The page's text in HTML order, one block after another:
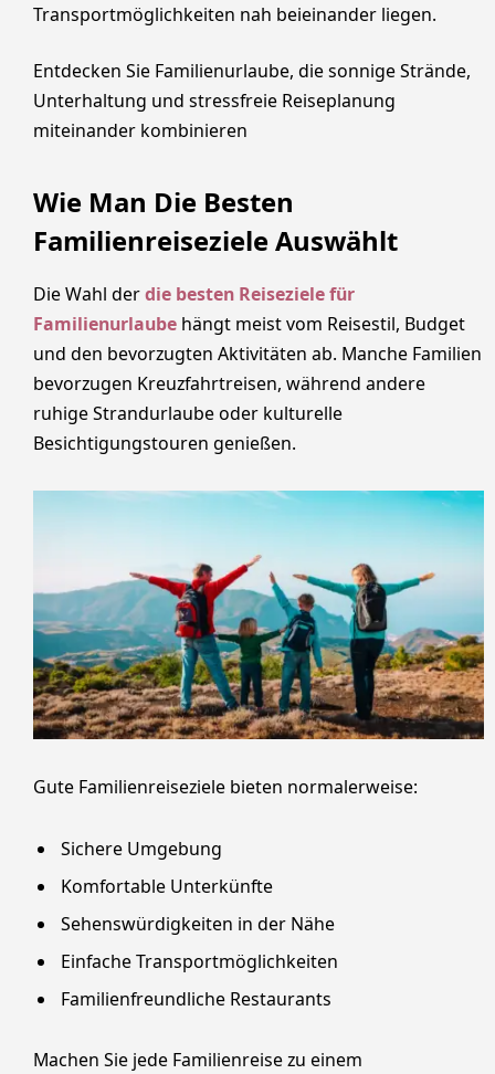
Transportmöglichkeiten nah beieinander liegen.
Entdecken Sie Familienurlaube, die sonnige Strände,
Unterhaltung und stressfreie Reiseplanung
miteinander kombinieren
Wie Man Die Besten
Familienreiseziele Auswählt
Die Wahl derdie besten Reiseziele für
Familienurlaube hängt meist vom Reisestil, Budget
und den bevorzugten Aktivitäten ab. Manche Familien
bevorzugen Kreuzfahrtreisen, während andere
ruhige Strandurlaube oder kulturelle
Besichtigungstouren genießen.
Gute Familienreiseziele bieten normalerweise:
Sichere Umgebung
Komfortable Unterkünfte
Sehenswürdigkeiten in der Nähe
Einfache Transportmöglichkeiten
Familienfreundliche Restaurants
Machen Sie jede Familienreise zu einem